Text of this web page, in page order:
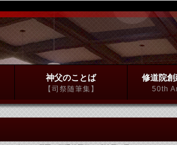
神父のことば
【司祭随筆集】
修道院
50th